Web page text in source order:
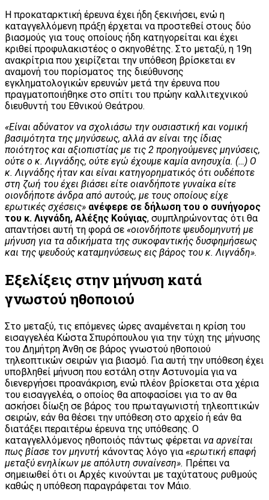
Η προκαταρκτική έρευνα έχει ήδη ξεκινήσει, ενώ η
καταγγελλόμενη πράξη έρχεται να προστεθεί στους δύο
βιασμούς για τους οποίους ήδη κατηγορείται και έχει
κριθεί προφυλακιστέος ο σκηνοθέτης. Στο μεταξύ, η 19η
ανακρίτρια που χειρίζεται την υπόθεση βρίσκεται εν
αναμονή του πορίσματος της διεύθυνσης
εγκληματολογικών ερευνών μετά την έρευνα που
πραγματοποιήθηκε στο σπίτι του πρώην καλλιτεχνικού
διευθυντή του Εθνικού Θεάτρου.
«Είναι αδύνατον να σχολιάσω την ουσιαστική και νομική
βασιμότητα της μηνύσεως, αλλά αν είναι της ίδιας
ποιότητος και αξιοπιστίας με τις 2 προηγούμενες μηνύσεις,
ούτε ο κ. Λιγνάδης, ούτε εγώ έχουμε καμία ανησυχία. (…) Ο
κ. Λιγνάδης ήταν και είναι κατηγορηματικός ότι ουδέποτε
στη ζωή του έχει βιάσει είτε οιανδήποτε γυναίκα είτε
οιονδήποτε άνδρα από αυτούς, με τους οποίους είχε
ερωτικές σχέσεις» ανέφερε σε δήλωση του ο συνήγορος
του κ. Λιγνάδη, Αλέξης Κούγιας, συμπληρώνοντας ότι θα
απαντήσει αυτή τη φορά σε «οιονδήποτε ψευδομηνυτή με
μήνυση για τα αδικήματα της συκοφαντικής δυσφημήσεως
και της ψευδούς καταμηνύσεως εις βάρος του κ. Λιγνάδη».
Εξελίξεις στην μήνυση κατά
γνωστού ηθοποιού
Στο μεταξύ, τις επόμενες ώρες αναμένεται η κρίση του
εισαγγελέα Κώστα Σπυρόπουλου για την τύχη της μήνυσης
του Δημήτρη Άνθη σε βάρος γνωστού ηθοποιού
τηλεοπτικών σειρών για βιασμό. Για αυτή την υπόθεση έχει
υποβληθεί μήνυση που εστάλη στην Αστυνομία για να
διενεργήσει προανάκριση, ενώ πλέον βρίσκεται στα χέρια
του εισαγγελέα, ο οποίος θα αποφασίσει για το αν θα
ασκήσει δίωξη σε βάρος του πρωταγωνιστή τηλεοπτικών
σειρών, εάν θα θέσει την υπόθεση στο αρχείο ή εάν θα
διατάξει περαιτέρω έρευνα της υπόθεσης. Ο
καταγγελλόμενος ηθοποιός πάντως φέρεται να αρνείται
πως βίασε τον μηνυτή κάνοντας λόγο για «ερωτική επαφή
μεταξύ ενηλίκων με απόλυτη συναίνεση». Πρέπει να
σημειωθεί ότι οι Αρχές κινούνται με ταχύτατους ρυθμούς
καθώς η υπόθεση παραγράφεται τον Μάιο.